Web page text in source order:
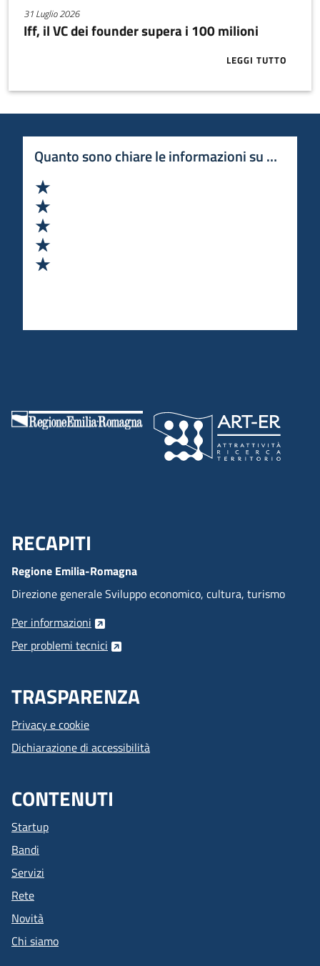
31 Luglio 2026
Iff, il VC dei founder supera i 100 milioni
LEGGI TUTTO
ABOUT IFF,
Quanto sono chiare le informazioni su questa
Menu Footer
RECAPITI
Regione Emilia-Romagna
Direzione generale Sviluppo economico, cultura, turismo
Per informazioni
Per problemi tecnici
TRASPARENZA
Privacy e cookie
Dichiarazione di accessibilità
CONTENUTI
Startup
Bandi
Servizi
Rete
Novità
Chi siamo